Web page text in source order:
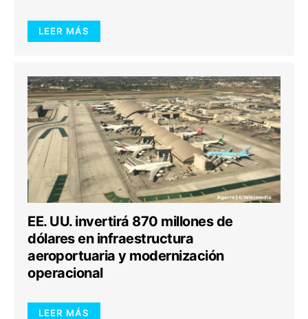
LEER MÁS
EE. UU. invertirá 870 millones de
dólares en infraestructura
aeroportuaria y modernización
operacional
LEER MÁS